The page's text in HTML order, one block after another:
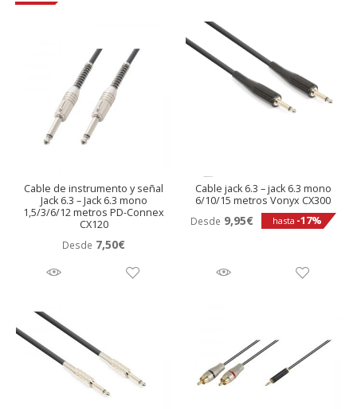
Cable de instrumento y señal
Jack 6.3 – Jack 6.3 mono
1,5/3/6/12 metros PD-Connex
CX120
Desde 7,50€
Cable jack 6.3 – jack 6.3 mono
6/10/15 metros Vonyx CX300
Desde 9,95€ hasta -17%